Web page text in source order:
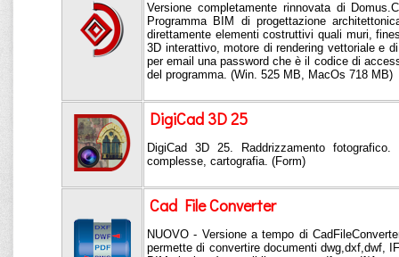
Versione completamente rinnovata di
Programma BIM di progettazione
direttamente elementi costruttivi quali muri,
3D interattivo, motore di rendering vettoriale e
per email una password che è il codice di
del programma. (Win. 525 MB, MacOs 718 MB)
DigiCad 3D 25
DigiCad 3D 25. Raddrizzamento
complesse, cartografia. (Form)
Cad File Converter
NUOVO - Versione a tempo di
permette di convertire documenti dwg,dxf,dwf,